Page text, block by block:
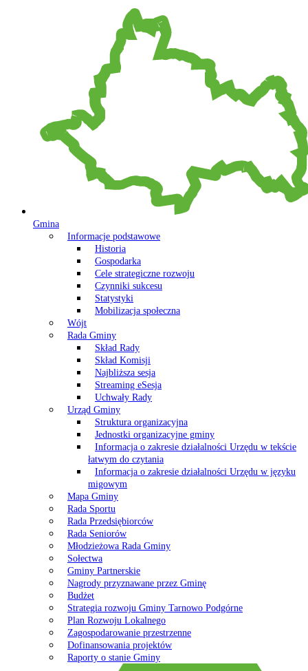
Gmina
Informacje podstawowe
Historia
Gospodarka
Cele strategiczne rozwoju
Czynniki sukcesu
Statystyki
Mobilizacja społeczna
Wójt
Rada Gminy
Skład Rady
Skład Komisji
Najbliższa sesja
Streaming eSesja
Uchwały Rady
Urząd Gminy
Struktura organizacyjna
Jednostki organizacyjne gminy
Informacja o zakresie działalności Urzędu w tekście
łatwym do czytania
Informacja o zakresie działalności Urzędu w języku
migowym
Mapa Gminy
Rada Sportu
Rada Przedsiębiorców
Rada Seniorów
Młodzieżowa Rada Gminy
Sołectwa
Gminy Partnerskie
Nagrody przyznawane przez Gminę
Budżet
Strategia rozwoju Gminy Tarnowo Podgórne
Plan Rozwoju Lokalnego
Zagospodarowanie przestrzenne
Dofinansowania projektów
Raporty o stanie Gminy